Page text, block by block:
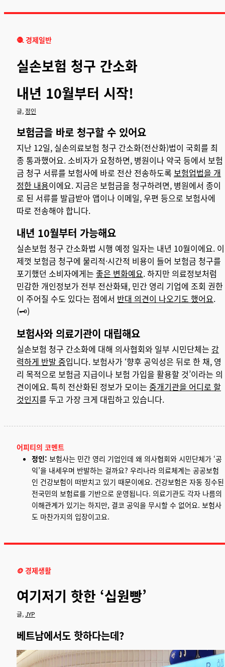
🧶경제일반
실손보험 청구 간소화
내년 10월부터 시작!
글,정인
보험금을 바로 청구할 수 있어요
지난 12일, 실손의료보험 청구 간소화(전산화)법이 국회를 최
종 통과했어요. 소비자가 요청하면, 병원이나 약국 등에서 보험
금 청구 서류를 보험사에 바로 전산 전송하도록 보험업법을 개
정한 내용이에요. 지금은 보험금을 청구하려면, 병원에서 종이
로 된 서류를 발급받아 앱이나 이메일, 우편 등으로 보험사에
따로 전송해야 합니다.
내년 10월부터 가능해요
실손보험 청구 간소화법 시행 예정 일자는 내년 10월이에요. 이
제껏 보험금 청구에 물리적·시간적 비용이 들어 보험금 청구를
포기했던 소비자에게는 좋은 변화예요. 하지만 의료정보처럼
민감한 개인정보가 전부 전산화돼, 민간 영리 기업에 조회 권한
이 주어질 수도 있다는 점에서 반대 의견이 나오기도 했어요.
(🗝️)
보험사와 의료기관이 대립해요
실손보험 청구 간소화에 대해 의사협회와 일부 시민단체는 강
력하게 반발 중입니다. 보험사가 ‘향후 공익성은 뒤로 한 채, 영
리 목적으로 보험금 지급이나 보험 가입을 활용할 것’이라는 의
견이에요. 특히 전산화된 정보가 모이는 중개기관을 어디로 할
것인지를 두고 가장 크게 대립하고 있습니다.
어피티의 코멘트
정인: 보험사는 민간 영리 기업인데 왜 의사협회와 시민단체가 ‘공
익’을 내세우며 반발하는 걸까요? 우리나라 의료체계는 공공보험
인 건강보험이 떠받치고 있기 때문이에요. 건강보험은 자동 징수된
전국민의 보험료를 기반으로 운영됩니다. 의료기관도 각자 나름의
이해관계가 있기는 하지만, 결코 공익을 무시할 수 없어요. 보험사
도 마찬가지의 입장이고요.
🪙 경제생활
여기저기 핫한 ‘십원빵’
글,JYP
베트남에서도 핫하다는데?